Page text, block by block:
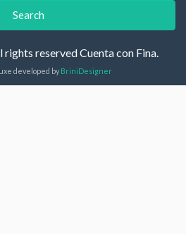
reserved Cuenta con Fina.
developed byBriniDesigner